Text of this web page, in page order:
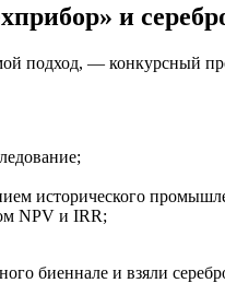
и
подход, — конкурсный
исторического
NPV и IRR;
биеннале и взяли